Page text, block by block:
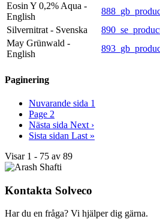
Eosin Y 0,2% Aqua -
English
Silvernitrat - Svenska
May Grünwald -
English
Paginering
Nuvarande sida 1
Page 2
Nästa sida Next ›
Sista sidan Last »
Visar 1 - 75 av 89
Kontakta Solveco
Har du en fråga? Vi hjälper dig gärna.